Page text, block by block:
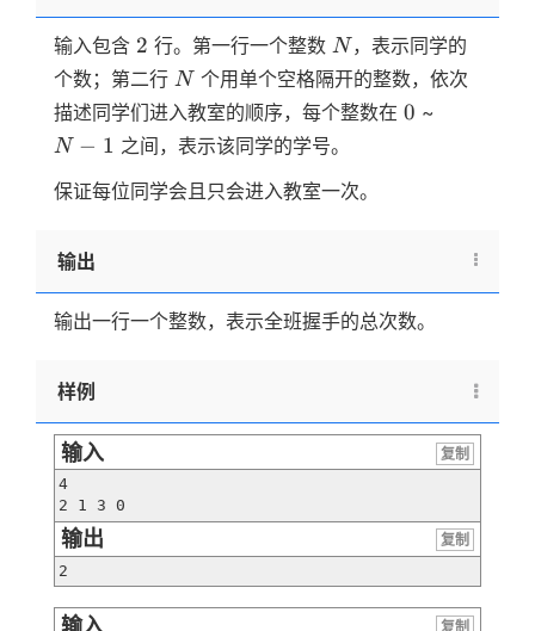
输入包含 2
2 行。第一行一个整数 N
N ，表示同学的
个数；第二行 N
N 个用单个空格隔开的整数，依次
描述同学们进入教室的顺序，每个整数在 0
0 ~
N − 1 之间，表示该同学的学号。
保证每位同学会且只会进入教室一次。
输出
输出一行一个整数，表示全班握手的总次数。
样例
输入
复制
4
2 1 3 0
输出
复制
2
输入
复制